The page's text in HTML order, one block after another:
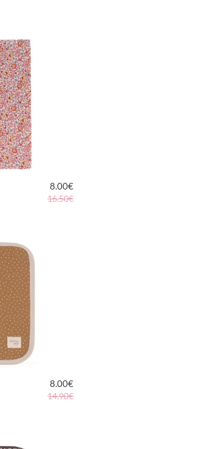
8.00€
16.50€
8.00€
14.90€